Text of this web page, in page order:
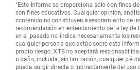
"Este informe se proporciona sólo con fines
con fines educativos. Cualquier opinión,
contenido no constituyen asesoramiento de
recomendación en entendimiento de la ley de
en el pasado no indica necesariamente los
cualquier persona que actúe sobre esta
propio riesgo. XTB no aceptará
o daño, incluida, sin limitación, cualquier
pueda surgir directa o indirectamente del uso